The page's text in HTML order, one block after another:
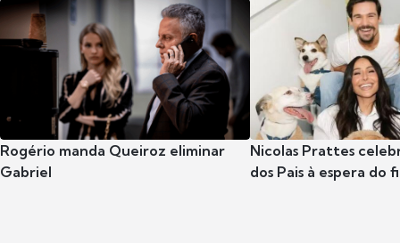
Rogério manda Queiroz eliminar
Gabriel
Nicolas Prattes
dos Pais à espera do